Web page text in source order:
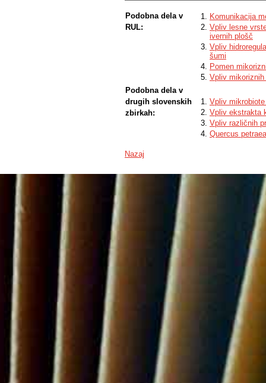
Podobna dela v
RUL:
Komunikacija
Vpliv lesne
ivernih plošč
Vpliv
šumi
Pomen
Vpliv mikoriznih
Podobna dela v
drugih slovenskih
zbirkah:
Vpliv
Vpliv ekstrakta
Vpliv različnih
Quercus
Nazaj